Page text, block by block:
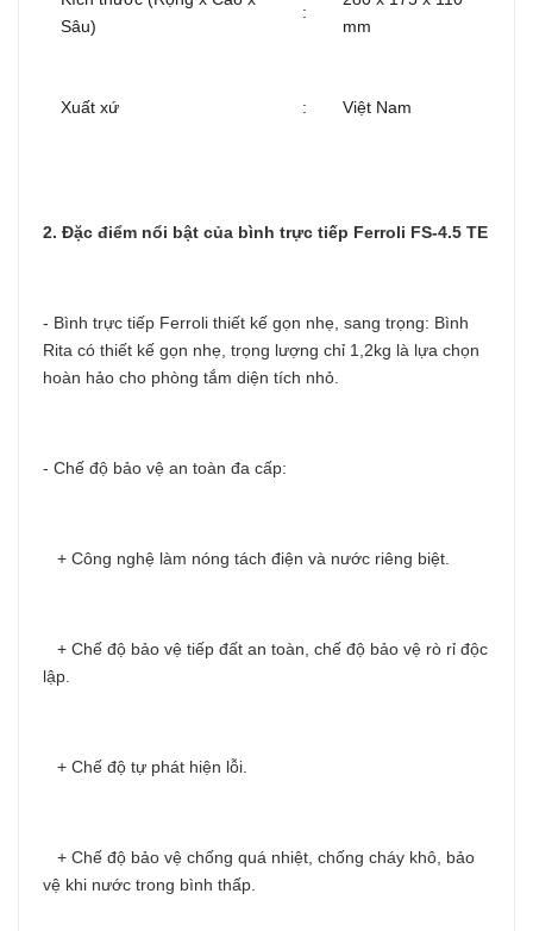
Sâu)
:
mm
Xuất xứ : Việt Nam
2. Đặc điểm nổi bật của bình trực tiếp Ferroli FS-4.5 TE
- Bình trực tiếp Ferroli thiết kế gọn nhẹ, sang trọng: Bình
Rita có thiết kế gọn nhẹ, trọng lượng chỉ 1,2kg là lựa chọn
hoàn hảo cho phòng tắm diện tích nhỏ.
- Chế độ bảo vệ an toàn đa cấp:
+ Công nghệ làm nóng tách điện và nước riêng biệt.
+ Chế độ bảo vệ tiếp đất an toàn, chế độ bảo vệ rò rỉ độc
lập.
+ Chế độ tự phát hiện lỗi.
+ Chế độ bảo vệ chống quá nhiệt, chống cháy khô, bảo
vệ khi nước trong bình thấp.